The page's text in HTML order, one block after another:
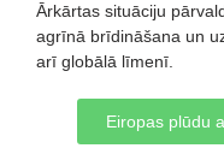
Ārkārtas situāciju
agrīnā brīdināšana un
arī globālā līmenī.
Eiropas plūdu